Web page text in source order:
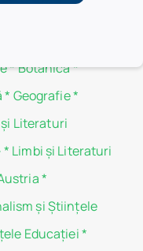
*Botanică*
* Geografie*
Literaturi
* Limbi și Literaturi
*
şi Ştiinţele
Educaţiei*